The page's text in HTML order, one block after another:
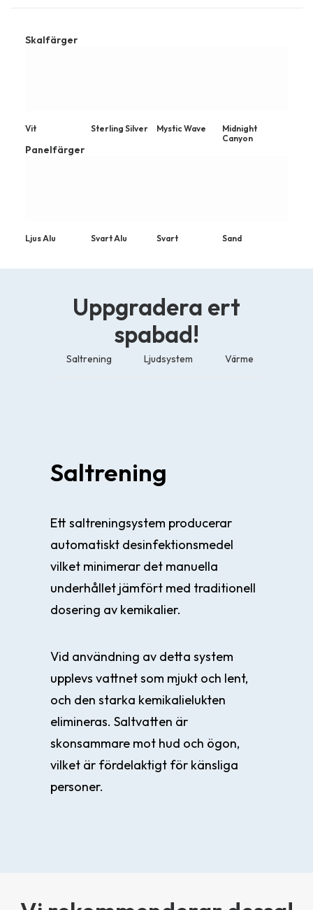
Skalfärger
Vit Sterling Silver Mystic Wave
Midnight
Canyon
Panelfärger
Ljus Alu Svart Alu Svart Sand
Uppgradera ert
spabad!
Saltrening Ljudsystem Värme
Saltrening
Ett saltreningsystem producerar
automatiskt desinfektionsmedel
vilket minimerar det manuella
underhållet jämfört med traditionell
dosering av kemikalier.
Vid användning av detta system
upplevs vattnet som mjukt och lent,
och den starka kemikalielukten
elimineras. Saltvatten är
skonsammare mot hud och ögon,
vilket är fördelaktigt för känsliga
personer.